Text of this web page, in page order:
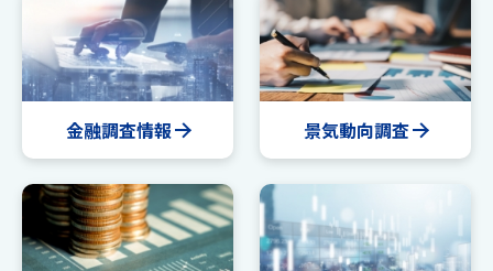
金融調査情報 景気動向調査